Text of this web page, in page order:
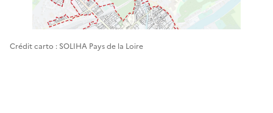
Crédit carto : SOLIHA Pays de la Loire